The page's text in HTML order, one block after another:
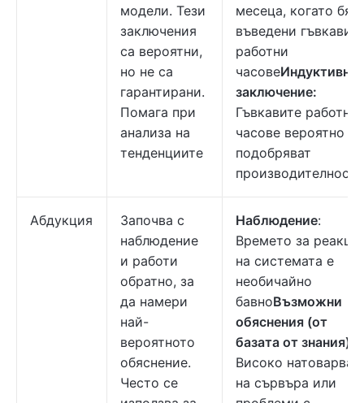
модели. Тези
заключения
са вероятни,
но не са
гарантирани.
Помага при
анализа на
тенденциите
месеца, когато
въведени гъвкави
работни
часовеИндуктивно
заключение:
Гъвкавите работни
часове вероятно
подобряват
Абдукция
Започва с
наблюдение
и работи
обратно, за
да намери
най-
вероятното
обяснение.
Често се
Наблюдение:
Времето за
на системата е
необичайно
бавноВъзможни
обяснения (от
базата от знания)
Високо
на сървъра или